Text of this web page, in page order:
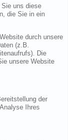
Sie uns diese
die Sie in ein
durch unsere
(z.B.
Die
unsere Website
der
Ihres